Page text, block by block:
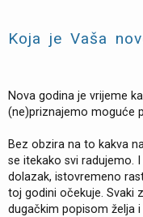
Koja je Vaša
Nova godina je vrijeme
(ne)priznajemo moguće
Bez obzira na to kakva
se itekako svi radujemo.
dolazak, istovremeno
toj godini očekuje. Svaki
dugačkim popisom želja